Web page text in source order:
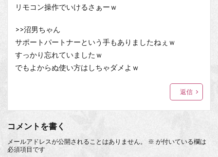
リモコン操作でいけるさぁーｗ
>>沼男ちゃん
サポートパートナーという手もありましたねぇｗ
すっかり忘れていましたｗ
でもよからぬ使い方はしちゃダメよｗ
返信
コメントを書く
メールアドレスが公開されることはありません。 ※ が付いている欄は
必須項目です